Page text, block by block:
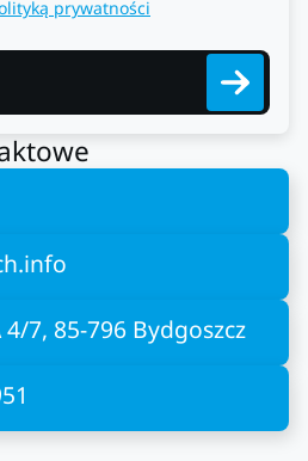
prywatności
4/7, 85-796 Bydgoszcz